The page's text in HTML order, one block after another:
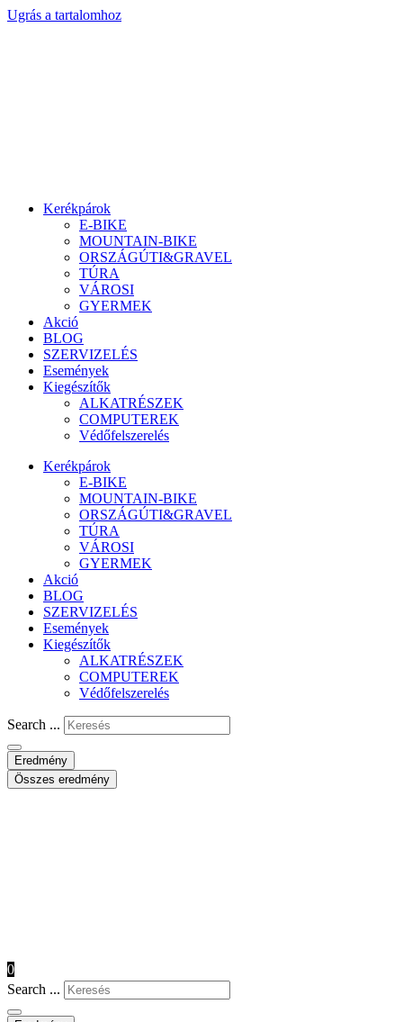
Ugrás a tartalomhoz
Kerékpárok
E-BIKE
MOUNTAIN-BIKE
ORSZÁGÚTI&GRAVEL
TÚRA
VÁROSI
GYERMEK
Akció
BLOG
SZERVIZELÉS
Események
Kiegészítők
ALKATRÉSZEK
COMPUTEREK
Védőfelszerelés
Kerékpárok
E-BIKE
MOUNTAIN-BIKE
ORSZÁGÚTI&GRAVEL
TÚRA
VÁROSI
GYERMEK
Akció
BLOG
SZERVIZELÉS
Események
Kiegészítők
ALKATRÉSZEK
COMPUTEREK
Védőfelszerelés
Search ...
Eredmény
Összes eredmény
0
Search ...